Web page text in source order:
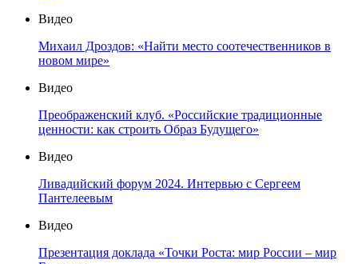
Видео
Михаил Дроздов: «Найти место соотечественников в
новом мире»
Видео
Преображенский клуб. «Российские традиционные
ценности: как строить Образ Будущего»
Видео
Ливадийский форум 2024. Интервью с Сергеем
Пантелеевым
Видео
Презентация доклада «Точки Роста: мир России – мир